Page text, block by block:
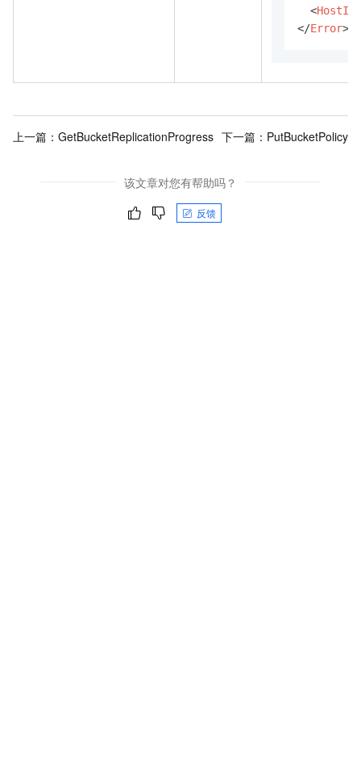
<HostId
</Error>
上一篇： GetBucketReplicationProgress 下一篇： PutBucketPolicy
该文章对您有帮助吗？
反馈